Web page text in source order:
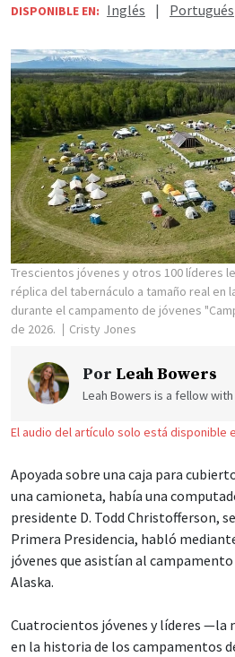
DISPONIBLE EN: Inglés | Portugués
Trescientos jóvenes y otros 100 líderes
réplica del tabernáculo a tamaño real en
durante el campamento de jóvenes
de 2026.
Cristy Jones
Por Leah Bowers
Leah Bowers is a fellow
El audio del artículo solo está disponible
Apoyada sobre una caja para
una camioneta, había una
presidente D. Todd Christofferson,
Primera Presidencia, habló
jóvenes que asistían al campamento
Alaska.
Cuatrocientos jóvenes y líderes —la
en la historia de los campamentos